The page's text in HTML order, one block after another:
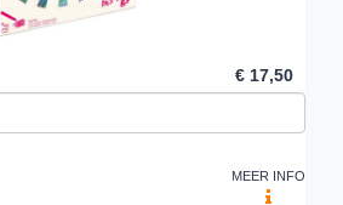
€ 17,50
MEER INFO